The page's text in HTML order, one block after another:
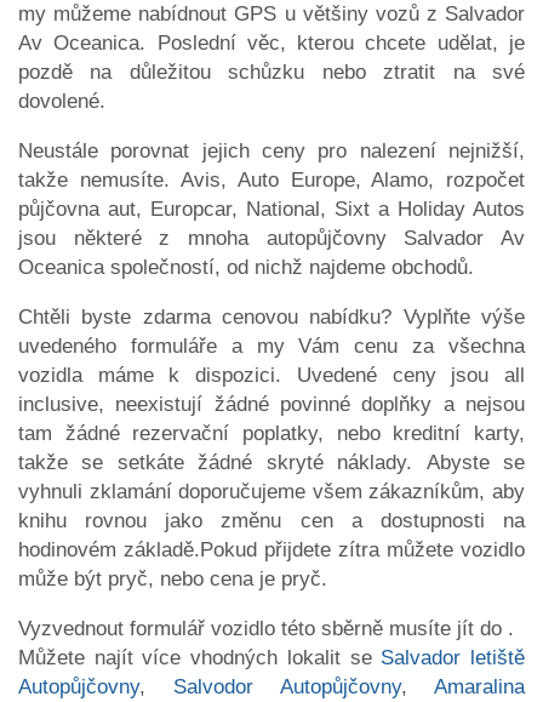
my můžeme nabídnout GPS u většiny vozů z Salvador
Av Oceanica. Poslední věc, kterou chcete udělat, je
pozdě na důležitou schůzku nebo ztratit na své
dovolené.
Neustále porovnat jejich ceny pro nalezení nejnižší,
takže nemusíte. Avis, Auto Europe, Alamo, rozpočet
půjčovna aut, Europcar, National, Sixt a Holiday Autos
jsou některé z mnoha autopůjčovny Salvador Av
Oceanica společností, od nichž najdeme obchodů.
Chtěli byste zdarma cenovou nabídku? Vyplňte výše
uvedeného formuláře a my Vám cenu za všechna
vozidla máme k dispozici. Uvedené ceny jsou all
inclusive, neexistují žádné povinné doplňky a nejsou
tam žádné rezervační poplatky, nebo kreditní karty,
takže se setkáte žádné skryté náklady. Abyste se
vyhnuli zklamání doporučujeme všem zákazníkům, aby
knihu rovnou jako změnu cen a dostupnosti na
hodinovém základě.Pokud přijdete zítra můžete vozidlo
může být pryč, nebo cena je pryč.
Vyzvednout formulář vozidlo této sběrně musíte jít do .
Můžete najít více vhodných lokalit se Salvador letiště
Autopůjčovny, Salvodor Autopůjčovny, Amaralina